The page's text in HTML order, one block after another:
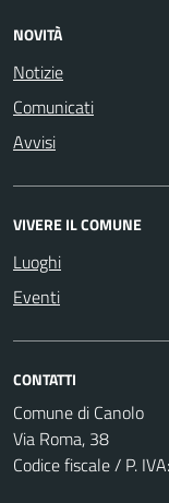
NOVITÀ
Notizie
Comunicati
Avvisi
VIVERE IL COMUNE
Luoghi
Eventi
CONTATTI
Comune di Canolo
Via Roma, 38
Codice fiscale / P.